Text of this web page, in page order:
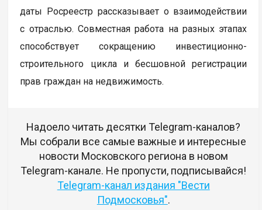
даты Росреестр рассказывает о взаимодействии
с отраслью. Совместная работа на разных этапах
способствует сокращению инвестиционно-
строительного цикла и бесшовной регистрации
прав граждан на недвижимость.
Надоело читать десятки Telegram-каналов?
Мы собрали все самые важные и интересные
новости Московского региона в новом
Telegram-канале. Не пропусти, подписывайся!
Telegram-канал издания "Вести
Подмосковья".